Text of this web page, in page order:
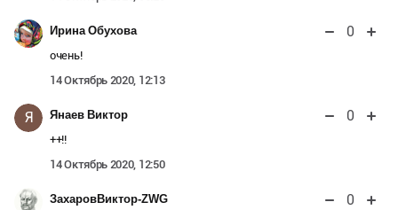
Ирина Обухова 0
очень!
14 Октябрь 2020, 12:13
Я Янаев Виктор 0
++!!
14 Октябрь 2020, 12:50
ЗахаровВиктор-ZWG 0